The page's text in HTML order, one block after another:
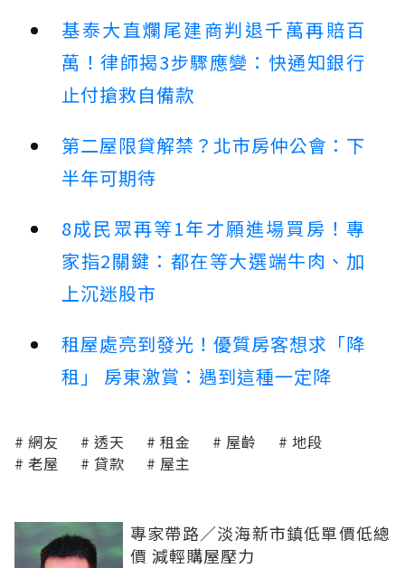
基泰大直爛尾建商判退千萬再賠百
萬！律師揭3步驟應變：快通知銀行
止付搶救自備款
第二屋限貸解禁？北市房仲公會：下
半年可期待
8成民眾再等1年才願進場買房！專
家指2關鍵：都在等大選端牛肉、加
上沉迷股市
租屋處亮到發光！優質房客想求「降
租」 房東激賞：遇到這種一定降
網友 透天 租金 屋齡
地段
老屋
貸款 屋主
專家帶路／淡海新市鎮低單價低總
價 減輕購屋壓力